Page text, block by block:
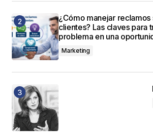
¿Cómo manejar
clientes? Las claves para
problema en una
Marketing